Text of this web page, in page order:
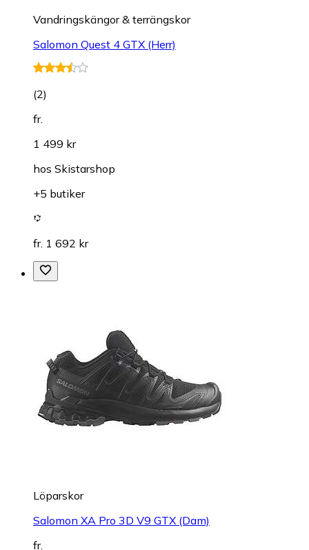
Vandringskängor & terrängskor
Salomon Quest 4 GTX (Herr)
(2)
fr.
1 499 kr
hos Skistarshop
+5 butiker
fr. 1 692 kr
Löparskor
Salomon XA Pro 3D V9 GTX (Dam)
fr.